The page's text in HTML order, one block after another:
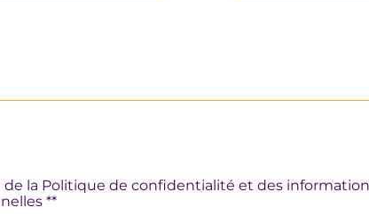
de la Politique de confidentialité et des
**